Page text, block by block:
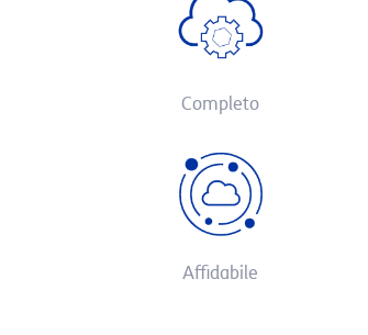
Completo
Affidabile